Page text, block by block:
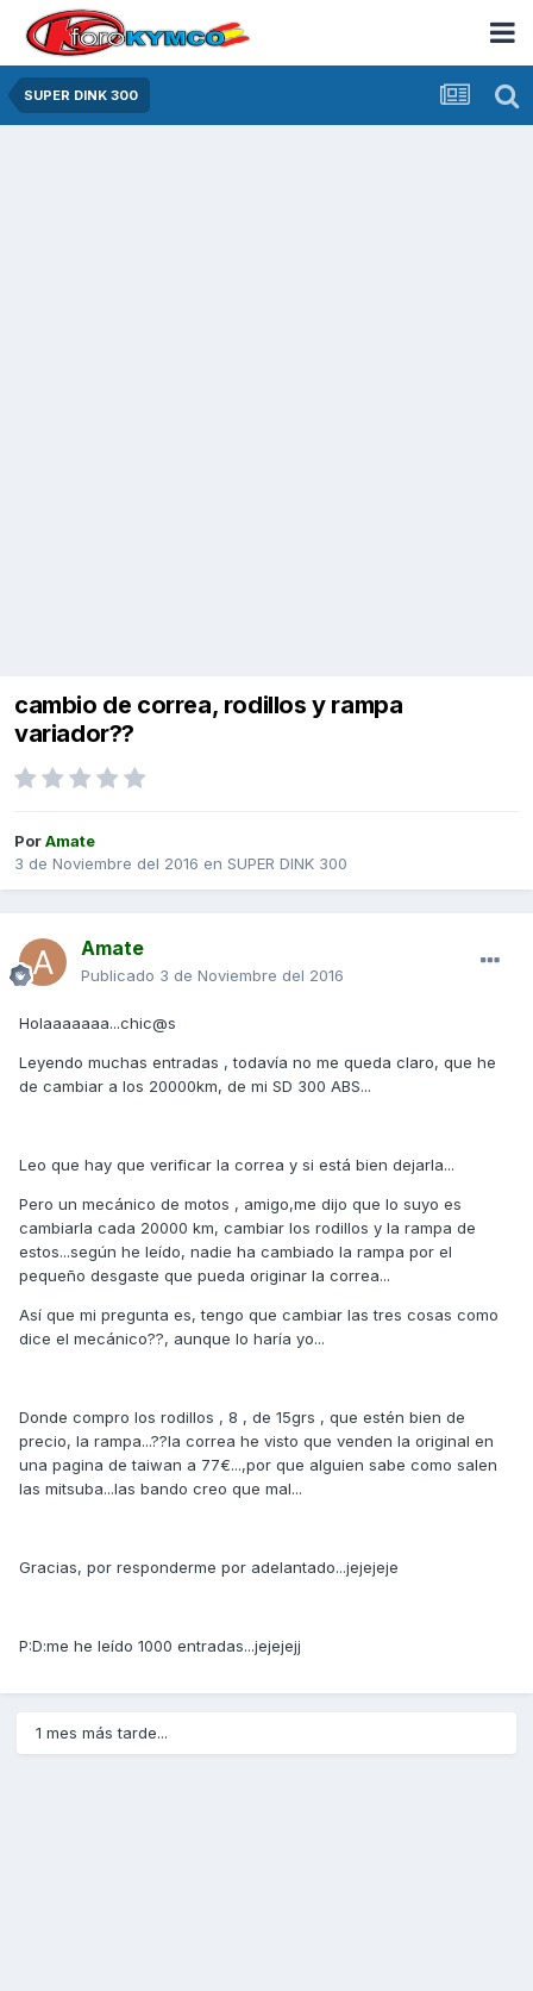
SUPER DINK 300
cambio de correa, rodillos y rampa
variador??
PorAmate
3 de Noviembre del 2016 en SUPER DINK 300
Amate
Publicado 3 de Noviembre del 2016
Holaaaaaaa...chic@s
Leyendo muchas entradas , todavía no me queda claro, que he
de cambiar a los 20000km, de mi SD 300 ABS...
Leo que hay que verificar la correa y si está bien dejarla...
Pero un mecánico de motos , amigo,me dijo que lo suyo es
cambiarla cada 20000 km, cambiar los rodillos y la rampa de
estos...según he leído, nadie ha cambiado la rampa por el
pequeño desgaste que pueda originar la correa...
Así que mi pregunta es, tengo que cambiar las tres cosas como
dice el mecánico??, aunque lo haría yo...
Donde compro los rodillos , 8 , de 15grs , que estén bien de
precio, la rampa...??la correa he visto que venden la original en
una pagina de taiwan a 77€...,por que alguien sabe como salen
las mitsuba...las bando creo que mal...
Gracias, por responderme por adelantado...jejejeje
P:D:me he leído 1000 entradas...jejejejj
1 mes más tarde...